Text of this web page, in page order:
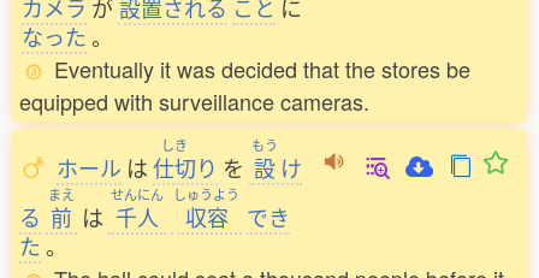
カメラ が設置される こと に
なった。
Eventually it was decided that the stores be
equipped with surveillance cameras.
ホール は
しき
仕切り を
もう
設 け
る
まえ
前 は
せんにん
千人
しゅうよう
収容
でき
た。